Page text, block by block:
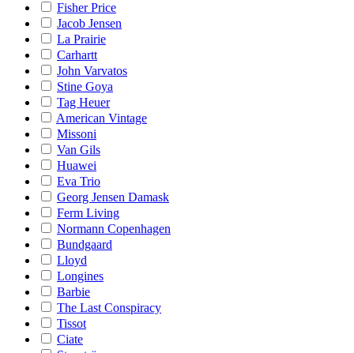
Fisher Price
Jacob Jensen
La Prairie
Carhartt
John Varvatos
Stine Goya
Tag Heuer
American Vintage
Missoni
Van Gils
Huawei
Eva Trio
Georg Jensen Damask
Ferm Living
Normann Copenhagen
Bundgaard
Lloyd
Longines
Barbie
The Last Conspiracy
Tissot
Ciate